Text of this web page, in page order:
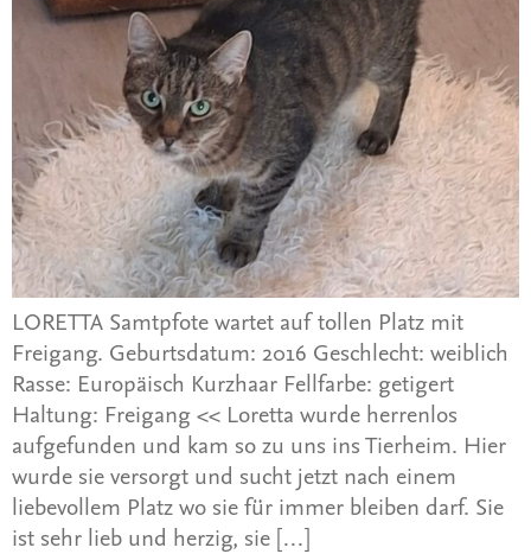
LORETTA Samtpfote wartet auf tollen Platz mit
Freigang. Geburtsdatum: 2016 Geschlecht: weiblich
Rasse: Europäisch Kurzhaar Fellfarbe: getigert
Haltung: Freigang << Loretta wurde herrenlos
aufgefunden und kam so zu uns ins Tierheim. Hier
wurde sie versorgt und sucht jetzt nach einem
liebevollem Platz wo sie für immer bleiben darf. Sie
ist sehr lieb und herzig, sie […]